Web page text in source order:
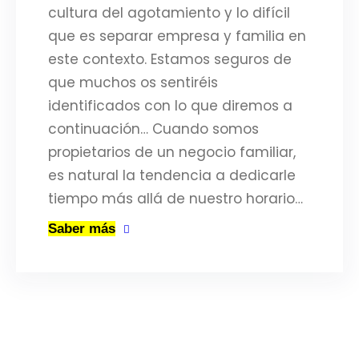
cultura del agotamiento y lo difícil
que es separar empresa y familia en
este contexto. Estamos seguros de
que muchos os sentiréis
identificados con lo que diremos a
continuación… Cuando somos
propietarios de un negocio familiar,
es natural la tendencia a dedicarle
tiempo más allá de nuestro horario…
Saber más